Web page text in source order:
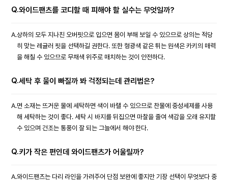
Q.와이드팬츠를 코디할 때 피해야 할 실수는 무엇일까?
A.상하의 모두 지나친 오버핏으로 입으면 몸이 부해 보일 수 있으므로 상의는 적당
히 맞는 레귤러 핏을 선택하길 권한다. 또한 형광색 같은 튀는 원색은 카키의 매력
을 해칠 수 있으므로 무채색 위주로 매치하는 것이 안전하다.
Q.세탁 후 물이 빠질까 봐 걱정되는데 관리법은?
A.면 소재는 뜨거운 물에 세탁하면 색이 바랠 수 있으므로 찬물에 중성세제를 사용
해 세탁하는 것이 좋다. 세탁 시 바지를 뒤집으면 마찰을 줄여 색감을 오래 유지할
수 있으며 건조는 통풍이 잘 되는 그늘에서 해야 한다.
Q.키가 작은 편인데 와이드팬츠가 어울릴까?
A.와이드팬츠는 다리 라인을 가려주어 단점 보완에 좋지만 기장 선택이 무엇보다 중